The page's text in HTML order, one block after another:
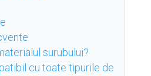
surubului?
cu toate tipurile de